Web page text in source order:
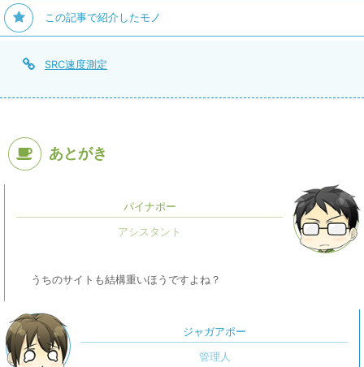
この記事で紹介したモノ
SRC速度測定
あとがき
パイナポー
うちのサイトも結構重いほうですよね？
ジャガアポー